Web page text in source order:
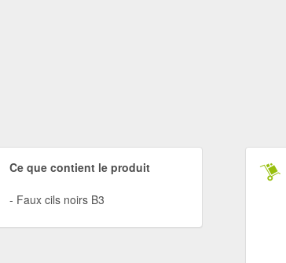
Ce que contient le produit
Faux cils noirs B3